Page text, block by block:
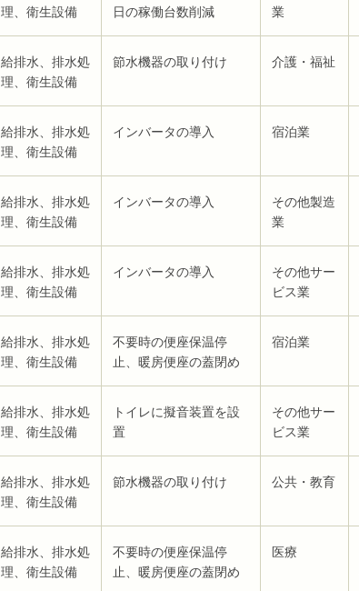
理、衛生設備
日の稼働台数削減
業
給排水、排水処
理、衛生設備
節水機器の取り付け 介護・福祉
給排水、排水処
理、衛生設備
インバータの導入 宿泊業
給排水、排水処
理、衛生設備
インバータの導入
その他製造
業
給排水、排水処
理、衛生設備
インバータの導入
その他サー
ビス業
給排水、排水処
理、衛生設備
不要時の便座保温停
止、暖房便座の蓋閉め
宿泊業
給排水、排水処
理、衛生設備
トイレに擬音装置を設
置
その他サー
ビス業
給排水、排水処
理、衛生設備
節水機器の取り付け 公共・教育
給排水、排水処
理、衛生設備
不要時の便座保温停
止、暖房便座の蓋閉め
医療